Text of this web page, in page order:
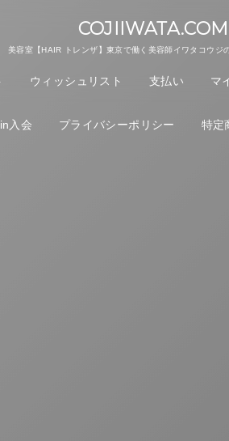
COJIIWATA.COM
美容室【HAIR トレンザ】東京で働く美容師イワタコウジ
ウィッシュリスト 支払い マ
入会 プライバシーポリシー 特定